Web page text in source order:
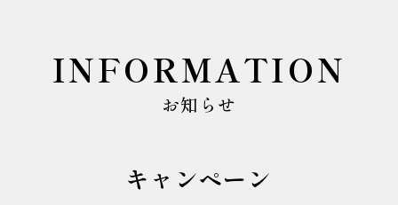
INFORMATION
お知らせ
キャンペーン